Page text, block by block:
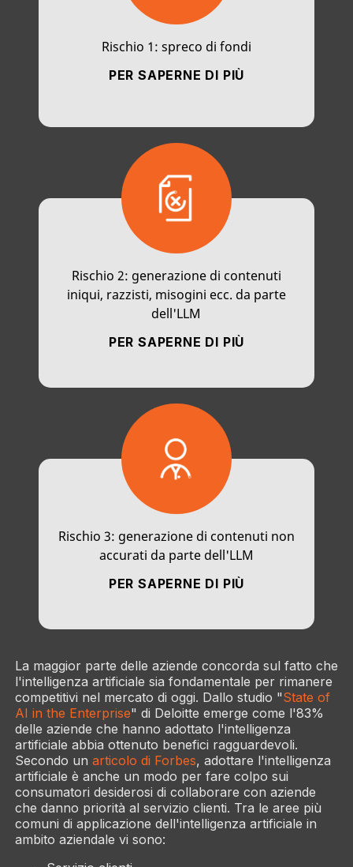
PER SAPERNE DI PIÙ
Rischio 1: spreco di fondi
PER SAPERNE DI PIÙ
Rischio 2: generazione di contenuti
iniqui, razzisti, misogini ecc. da parte
dell'LLM
PER SAPERNE DI PIÙ
Rischio 3: generazione di contenuti non
accurati da parte dell'LLM
La maggior parte delle aziende concorda sul fatto che
l'intelligenza artificiale sia fondamentale per rimanere
competitivi nel mercato di oggi. Dallo studio "State of
AI in the Enterprise" di Deloitte emerge come l'83%
delle aziende che hanno adottato l'intelligenza
artificiale abbia ottenuto benefici ragguardevoli.
Secondo un articolo di Forbes, adottare l'intelligenza
artificiale è anche un modo per fare colpo sui
consumatori desiderosi di collaborare con aziende
che danno priorità al servizio clienti. Tra le aree più
comuni di applicazione dell'intelligenza artificiale in
ambito aziendale vi sono: